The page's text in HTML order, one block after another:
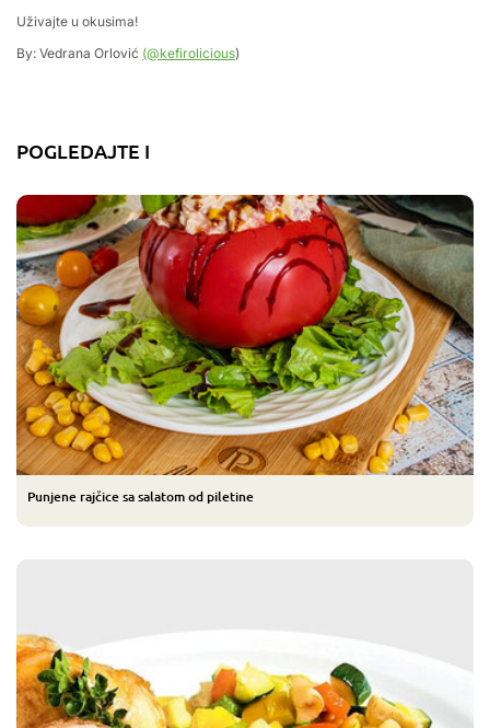
Uživajte u okusima!
By: Vedrana Orlović (@kefirolicious)
POGLEDAJTE I
Punjene rajčice sa salatom od piletine